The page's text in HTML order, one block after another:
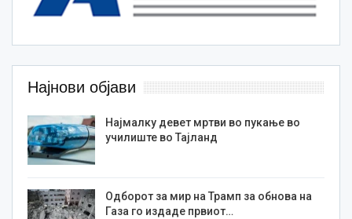
Најнови објави
Најмалку девет мртви во пукање во
училиште во Тајланд
Одборот за мир на Трамп за обнова на
Газа го издаде првиот…